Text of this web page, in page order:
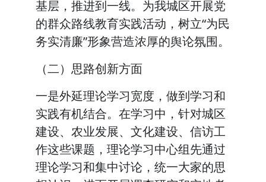
基层，推进到一线。为我城区开展党
的群众路线教育实践活动，树立“为民
务实清廉”形象营造浓厚的舆论氛围。
（二）思路创新方面
一是外延理论学习宽度，做到学习和
实践有机结合。在学习中，针对城区
建设、农业发展、文化建设、信访工
作这些课题，理论学习中心组先通过
理论学习和集中讨论，统一大家的思